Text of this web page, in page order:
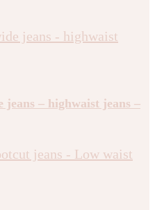
– highwaist jeans –